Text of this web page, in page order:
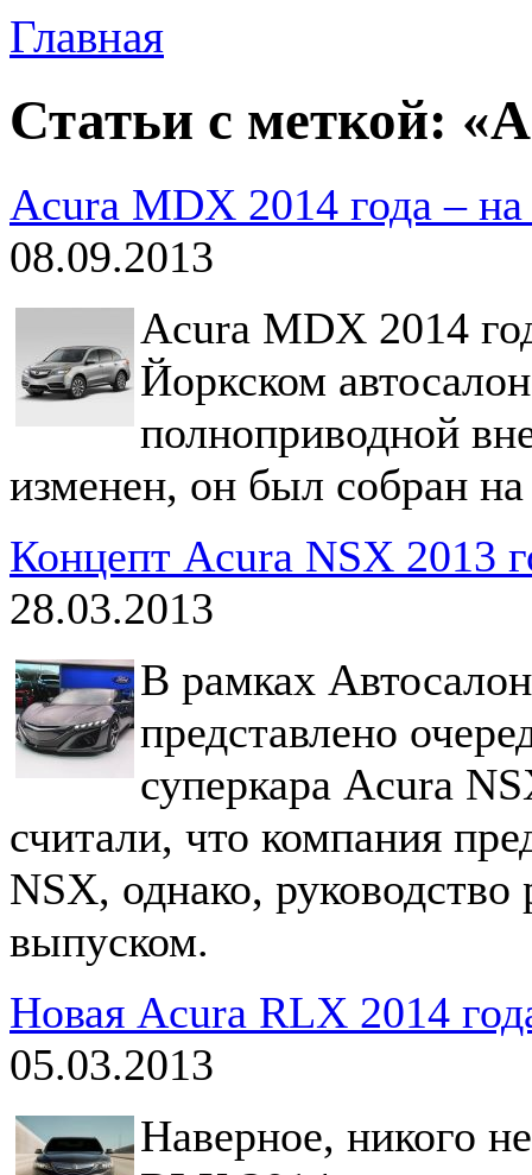
Главная
Статьи с меткой:
Acura MDX 2014 года –
08.09.2013
Acura MDX 2014
Йоркском
полноприводной
изменен, он был собран
Концепт Acura NSX 2013
28.03.2013
В рамках
представлено
суперкара Acura
считали, что компания
NSX, однако,
выпуском.
Новая Acura RLX 2014
05.03.2013
Наверное, никого